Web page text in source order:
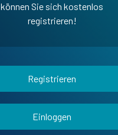
können Sie sich kostenlos
registrieren!
Registrieren
Einloggen